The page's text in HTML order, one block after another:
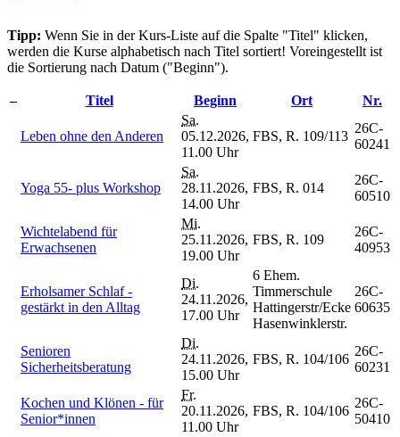
Tipp: Wenn Sie in der Kurs-Liste auf die Spalte "Titel" klicken,
werden die Kurse alphabetisch nach Titel sortiert! Voreingestellt ist
die Sortierung nach Datum ("Beginn").
– Titel Beginn Ort Nr.
Leben ohne den Anderen
Sa.
05.12.2026,
11.00 Uhr
FBS, R. 109/113
26C-
60241
Yoga 55- plus Workshop
Sa.
28.11.2026,
14.00 Uhr
FBS, R. 014
26C-
60510
Wichtelabend für
Erwachsenen
Mi.
25.11.2026,
19.00 Uhr
FBS, R. 109
26C-
40953
Erholsamer Schlaf -
gestärkt in den Alltag
Di.
24.11.2026,
17.00 Uhr
6 Ehem.
Timmerschule
Hattingerstr/Ecke
Hasenwinklerstr.
26C-
60635
Senioren
Sicherheitsberatung
Di.
24.11.2026,
15.00 Uhr
FBS, R. 104/106
26C-
60231
Kochen und Klönen - für
Senior*innen
Fr.
20.11.2026,
11.00 Uhr
FBS, R. 104/106
26C-
50410